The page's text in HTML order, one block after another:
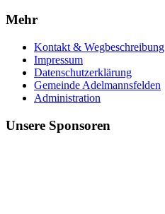
Mehr
Kontakt & Wegbeschreibung
Impressum
Datenschutzerklärung
Gemeinde Adelmannsfelden
Administration
Unsere Sponsoren